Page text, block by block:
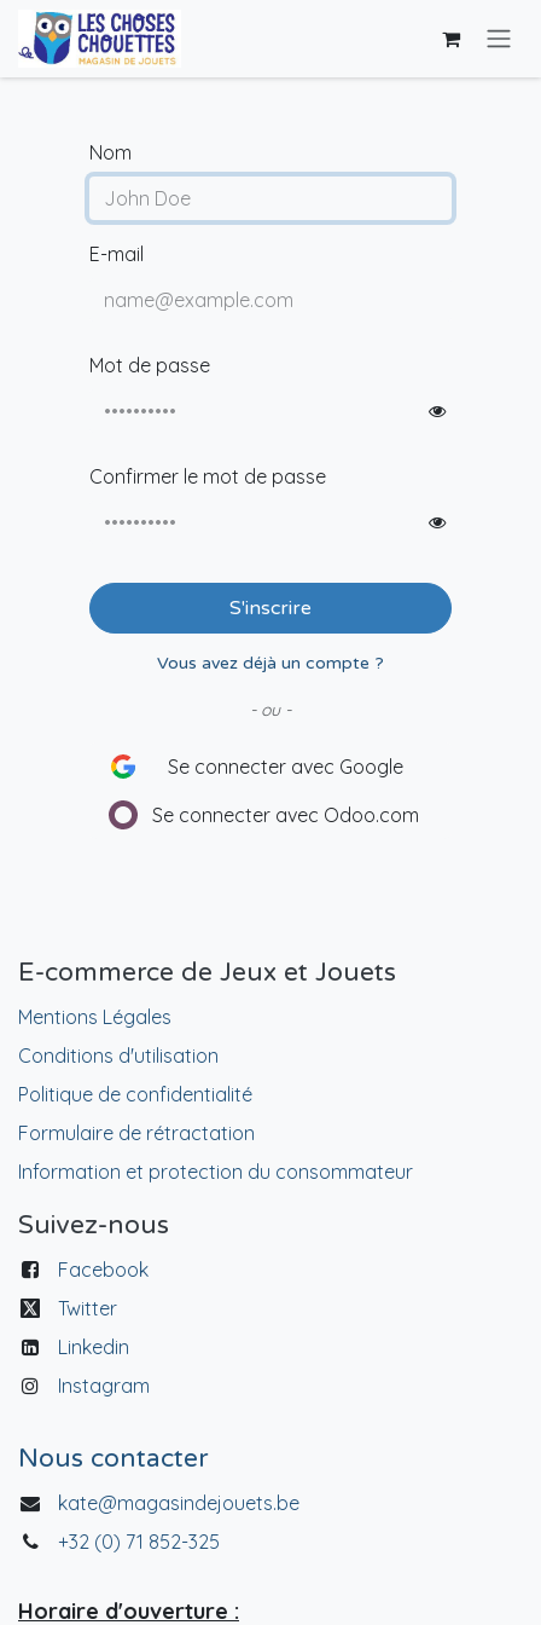
Se rendre au contenu
Nom
E-mail
Mot de passe
Confirmer le mot de passe
S'inscrire
Vous avez déjà un compte ?
- ou -
Se connecter avec Google
Se connecter avec Odoo.com
E-commerce de Jeux et Jouets
Mentions Légales
Conditions d'utilisation
Politique de confidentialité
Formulaire de rétractation
Information et protection du consommateur
Suivez-nous
Facebook
Twitter
Linkedin
Instagram
Nous contacter
kate@magasindejouets.be
+32 (0) 71 852-325
Horaire d'ouverture :